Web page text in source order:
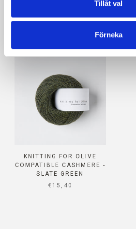
Tillåt val
Förneka
KNITTING FOR OLIVE
€15,40
KNITTING FOR OLIVE
COMPATIBLE CASHMERE -
SLATE GREEN
SALE PRICE
€15,40